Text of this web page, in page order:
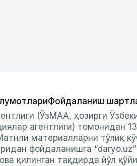
Фойдаланиш
(ЎзМАА, ҳозирги
агентлиги) томонидан
материалларни тўлиқ
фойдаланишга
қилинган тақдирда йўл